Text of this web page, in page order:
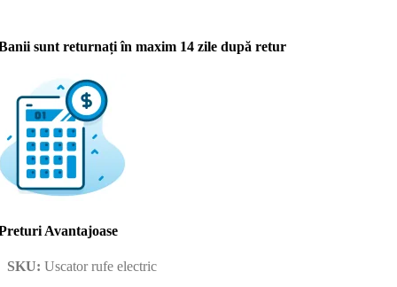
sunt returnați în maxim 14 zile după retur
Avantajoase
SKU: Uscator rufe electric